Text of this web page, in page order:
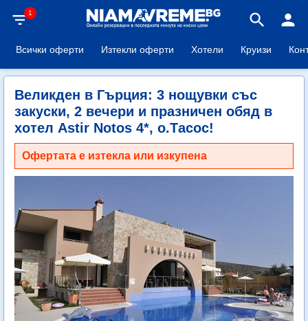
filter_list1 search person
Всички оферти Изтекли оферти Хотели Круизи
Великден в Гърция: 3 нощувки със
закуски, 2 вечери и празничен обяд в
хотел Astir Notos 4*, о.Тасос!
Офертата е изтекла или изкупена